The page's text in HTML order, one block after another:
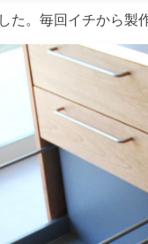
。毎回イチから製